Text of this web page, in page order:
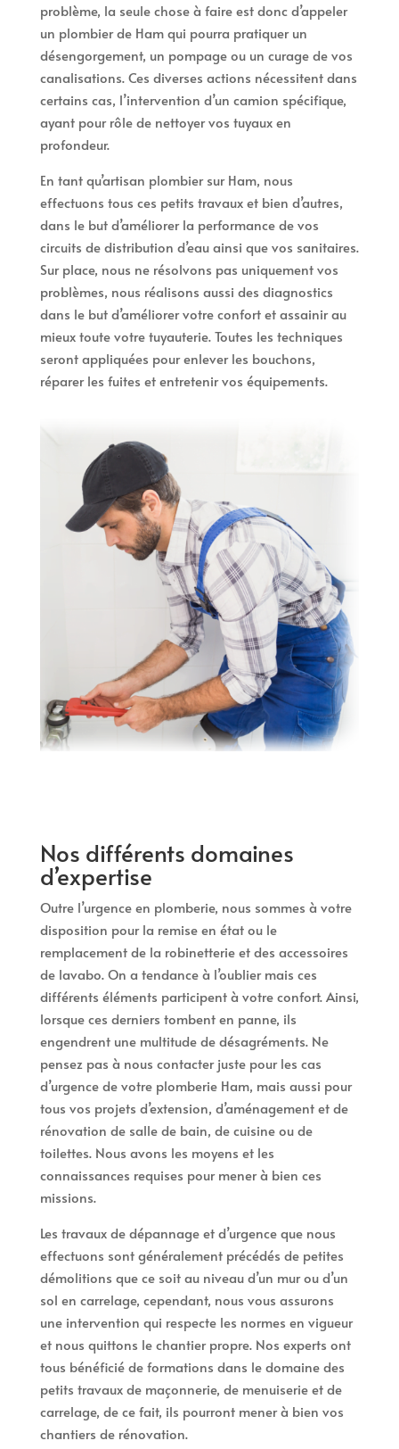
problème, la seule chose à faire est donc d’appeler
un plombier de Ham qui pourra pratiquer un
désengorgement, un pompage ou un curage de vos
canalisations. Ces diverses actions nécessitent dans
certains cas, l’intervention d’un camion spécifique,
ayant pour rôle de nettoyer vos tuyaux en
profondeur.
En tant qu’artisan plombier sur Ham, nous
effectuons tous ces petits travaux et bien d’autres,
dans le but d’améliorer la performance de vos
circuits de distribution d’eau ainsi que vos sanitaires.
Sur place, nous ne résolvons pas uniquement vos
problèmes, nous réalisons aussi des diagnostics
dans le but d’améliorer votre confort et assainir au
mieux toute votre tuyauterie. Toutes les techniques
seront appliquées pour enlever les bouchons,
réparer les fuites et entretenir vos équipements.
Nos différents domaines
d’expertise
Outre l’urgence en plomberie, nous sommes à votre
disposition pour la remise en état ou le
remplacement de la robinetterie et des accessoires
de lavabo. On a tendance à l’oublier mais ces
différents éléments participent à votre confort. Ainsi,
lorsque ces derniers tombent en panne, ils
engendrent une multitude de désagréments. Ne
pensez pas à nous contacter juste pour les cas
d’urgence de votre plomberie Ham, mais aussi pour
tous vos projets d’extension, d’aménagement et de
rénovation de salle de bain, de cuisine ou de
toilettes. Nous avons les moyens et les
connaissances requises pour mener à bien ces
missions.
Les travaux de dépannage et d’urgence que nous
effectuons sont généralement précédés de petites
démolitions que ce soit au niveau d’un mur ou d’un
sol en carrelage, cependant, nous vous assurons
une intervention qui respecte les normes en vigueur
et nous quittons le chantier propre. Nos experts ont
tous bénéficié de formations dans le domaine des
petits travaux de maçonnerie, de menuiserie et de
carrelage, de ce fait, ils pourront mener à bien vos
chantiers de rénovation.